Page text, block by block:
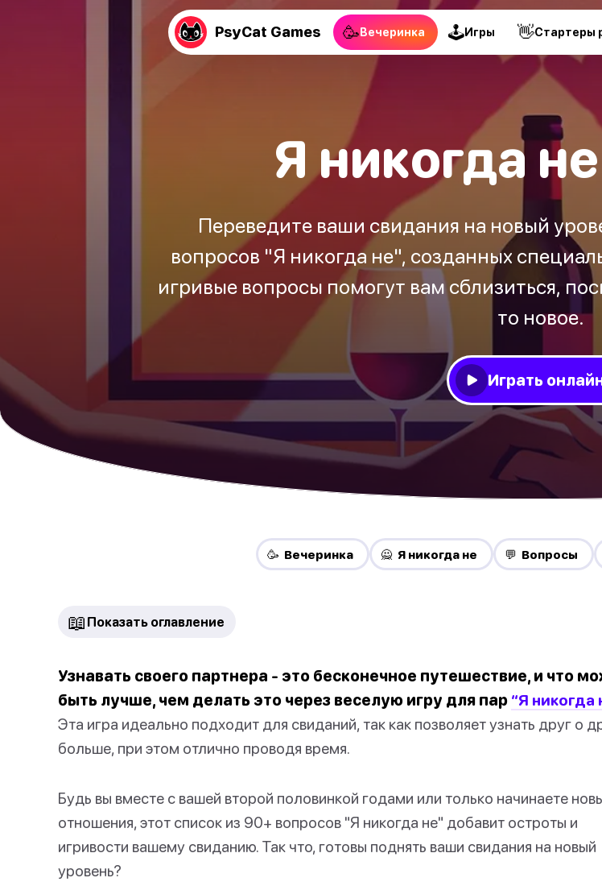
PsyCat Games 🥳Вечеринка 🕹Игры 👋Стартеры
Я никогда
Переведите ваши свидания на новый
вопросов "Я никогда не", созданных
игривые вопросы помогут вам сблизиться,
то новое.
Играть
🥳 Вечеринка 🙅 Я никогда не 💬 Вопросы
📖 Показать оглавление
Узнавать своего партнера - это бесконечное путешествие, и что
быть лучше, чем делать это через веселую игру для пар “Я никогда
Эта игра идеально подходит для свиданий, так как позволяет узнать друг о
больше, при этом отлично проводя время.
Будь вы вместе с вашей второй половинкой годами или только начинаете
отношения, этот список из 90+ вопросов "Я никогда не" добавит остроты и
игривости вашему свиданию. Так что, готовы поднять ваши свидания на новый
уровень?